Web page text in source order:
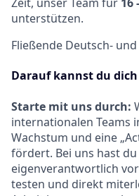
unterstützen.
Fließende Deutsch-
Darauf kannst du
Starte mit uns durch:
internationalen Teams
Wachstum und eine
fördert. Bei uns hast
eigenverantwortlich
testen und direkt